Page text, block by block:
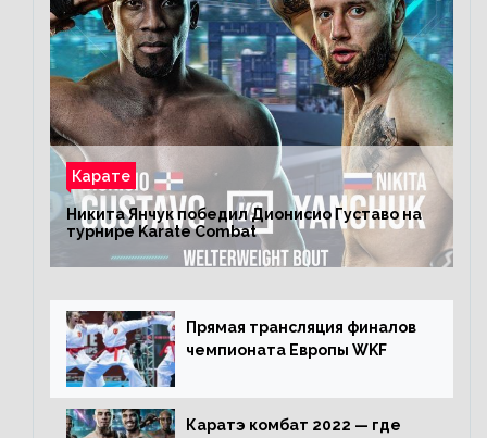
Карате
Никита Янчук победил Дионисио Густаво на
турнире Karate Combat
Прямая трансляция финалов
чемпионата Европы WKF
Каратэ комбат 2022 — где